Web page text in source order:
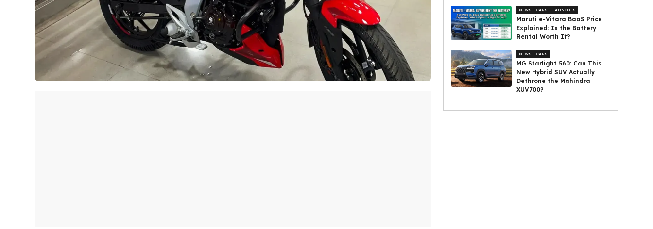
NEWS CARS LAUNCHES
Maruti e-Vitara BaaS Price
Explained: Is the Battery
Rental Worth It?
NEWS CARS
MG Starlight 560: Can This
New Hybrid SUV Actually
Dethrone the Mahindra
XUV700?